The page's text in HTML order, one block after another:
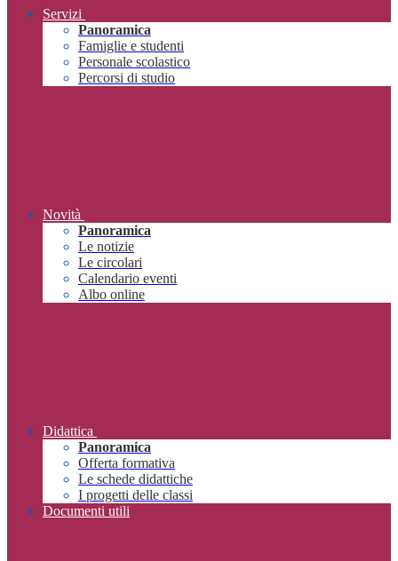
Servizi
Panoramica
Famiglie e studenti
Personale scolastico
Percorsi di studio
Novità
Panoramica
Le notizie
Le circolari
Calendario eventi
Albo online
Didattica
Panoramica
Offerta formativa
Le schede didattiche
I progetti delle classi
Documenti utili